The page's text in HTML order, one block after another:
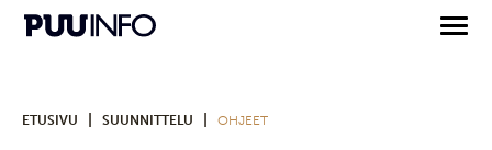
ETUSIVU SUUNNITTELU OHJEET